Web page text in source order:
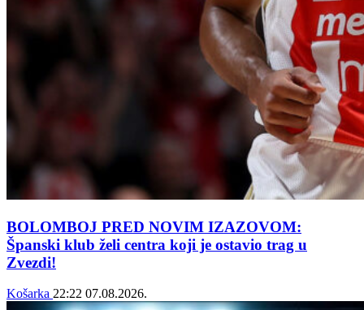
BOLOMBOJ PRED NOVIM IZAZOVOM:
Španski klub želi centra koji je ostavio trag u
Zvezdi!
Košarka 22:22 07.08.2026.